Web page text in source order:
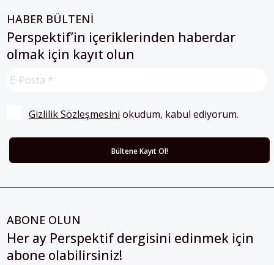
HABER BÜLTENİ
Perspektif’in içeriklerinden haberdar
olmak için kayıt olun
Gizlilik Sözleşmesini okudum, kabul ediyorum.
ABONE OLUN
Her ay Perspektif dergisini edinmek için
abone olabilirsiniz!